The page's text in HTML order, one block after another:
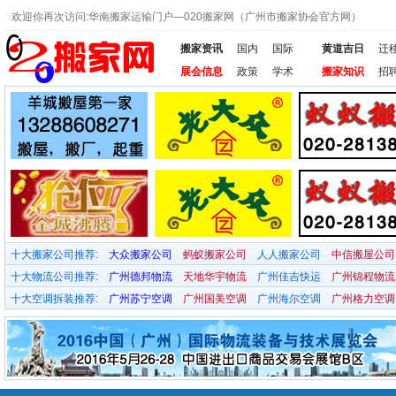
欢迎你再次访问:华南搬家运输门户—020搬家网（广州市搬家协会官方网）
搬家资讯 国内
国际
展会信息
政策 学术
黄道吉日
迁
搬家知识
招
十大搬家公司推荐: 大众搬家公司 蚂蚁搬家公司 人人搬家公司
中信搬屋公司
十大物流公司推荐:
广州德邦物流 天地华宇物流 广州佳吉快运
广州锦程物流
十大空调拆装推荐:
广州苏宁空调 广州国美空调 广州海尔空调 广州格力空调